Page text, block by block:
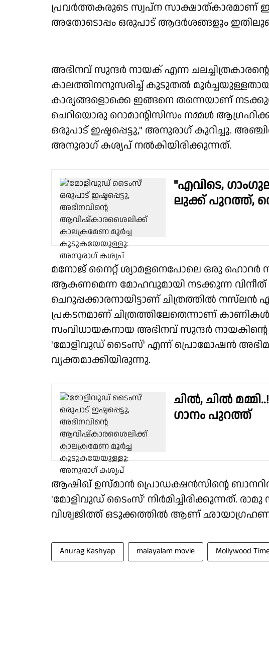
പ്രവർത്തകരുടെ സ്വപ്ന സാക്ഷാത്കാരമാണ് ഈ
അതോടൊപ്പം ഒരുപാട് ആദർശങ്ങളും
അഭിനവ് സുന്ദർ നായക് എന്ന
കാലത്തിനനുസരിച്ച് കൂടുതൽ
കാര്യങ്ങളൊക്കെ ഇങ്ങനെ തന്നെയാണ്
ചെറിയൊരു റൊമാന്റിസിസം നമ്മൾ
ഒരുപാട് ഇഷ്ടപ്പെട്ടു," അനുരാഗ് കുറിച്ചു.
അനുരാഗ് കശ്യപ് നൽകിയിരിക്കുന്നത്.
"എവിടെ,
ലുക്ക് പുറത്ത്,
മനോജ് നൈറ്റ് ശ്യാമളനെപോലെ ഒരു ഹൊറർ
ആകണമെന്ന മോഹവുമായി നടക്കുന്ന വിനീത്
ചെറുപ്പക്കാരനായിട്ടാണ് ചിത്രത്തിൽ നസ്‌ലൻ
പ്രകടനമാണ് ചിത്രത്തിലേതെന്നാണ് കാണികൾ
സംവിധായകനായ അഭിനവ് സുന്ദർ
'മോളിവുഡ് ടൈംസ്' എന്ന് പ്രൊമോഷൻ
വ്യക്തമാക്കിയിരുന്നു.
ചിൽ, ചിൽ
ഗാനം പുറത്ത്
ആഷിഖ് ഉസ്മാന്‍ പ്രൊഡക്ഷന്‍സിന്റെ
'മോളിവുഡ് ടൈംസ്' നിര്‍മിച്ചിരിക്കുന്നത്.
വിശ്വജിത്ത് ഒടുക്കത്തിൽ ആണ് ഛായാഗ്രഹണം.
Anurag Kashyap malayalam movie Mollywood